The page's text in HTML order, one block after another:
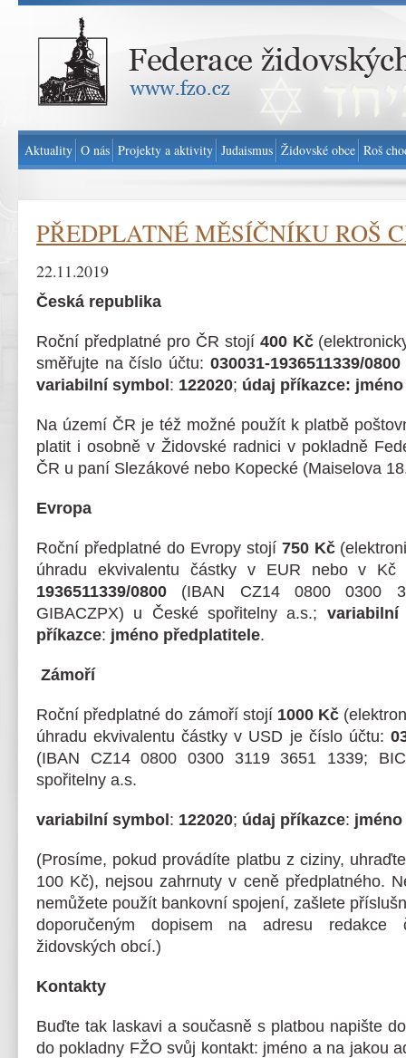
Federace židovských obcí v ČR - www.fzo.cz
PŘEDPLATNÉ MĚSÍČNÍKU ROŠ
22.11.2019
Česká republika
Roční předplatné pro ČR stojí 400 Kč
směřujte na číslo účtu: 030031-1936511339/0800
variabilní symbol : 122020; údaj příkazce:
Na území ČR je též možné použít k platbě
platit i osobně v Židovské radnici v pokladně
ČR u paní Slezákové nebo Kopecké (Maiselova
Evropa
Roční předplatné do Evropy stojí 750 Kč
úhradu ekvivalentu částky v EUR nebo v
1936511339/0800 (IBAN CZ14 0800 0300
GIBACZPX) u České spořitelny a.s.; variabilní
příkazce: jméno předplatitele.
Zámoří
Roční předplatné do zámoří stojí 1000 Kč
úhradu ekvivalentu částky v USD je číslo účtu:
(IBAN CZ14 0800 0300 3119 3651 1339;
spořitelny a.s.
variabilní symbol : 122020; údaj příkazce:
(Prosíme, pokud provádíte platbu z ciziny,
100 Kč), nejsou zahrnuty v ceně předplatného.
nemůžete použít bankovní spojení, zašlete
doporučeným dopisem na adresu redakce
židovských obcí.)
Kontakty
Buďte tak laskavi a současně s platbou napište
do pokladny FŽO svůj kontakt: jméno a na jakou
Aktuality O nás Projekty a aktivity Judaismus Židovské obce Roš